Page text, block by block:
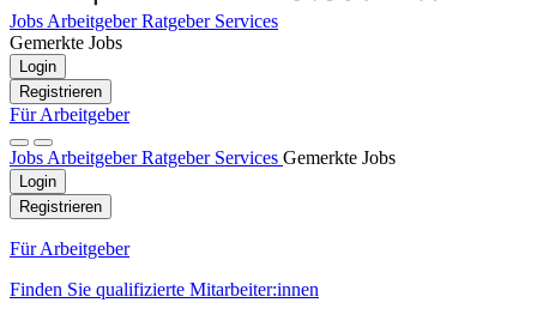
Jobs ArbeitgeberRatgeber Services
Gemerkte Jobs
Login
Registrieren
Für Arbeitgeber
Jobs ArbeitgeberRatgeber Services Gemerkte Jobs
Login
Registrieren
Für Arbeitgeber
Finden Sie qualifizierte Mitarbeiter:innen